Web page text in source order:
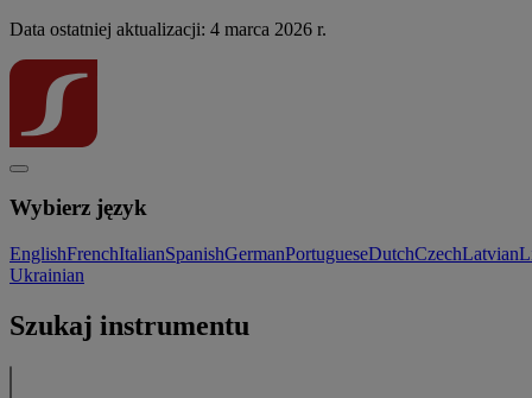
Data ostatniej aktualizacji: 4 marca 2026 r.
Wybierz język
EnglishFrenchItalianSpanishGermanPortugueseDutchCzechLatvian
Ukrainian
Szukaj instrumentu